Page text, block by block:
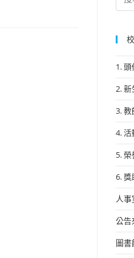
for:
1.
2. 新
3. 教
4.
5.
6.
人事
公告
圖書